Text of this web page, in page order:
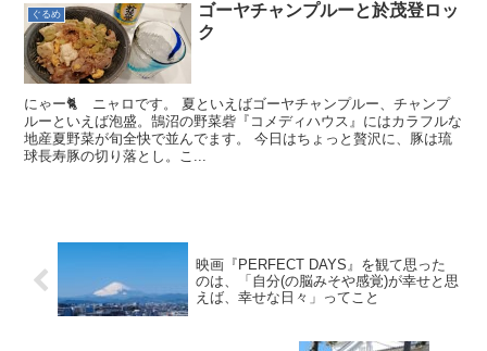
ぐるめ
ゴーヤチャンプルーと於茂登ロッ
ク
にゃー🐈 ニャロです。 夏といえばゴーヤチャンプルー、チャンプ
ルーといえば泡盛。鵠沼の野菜砦『コメディハウス』にはカラフルな
地産夏野菜が旬全快で並んでます。 今日はちょっと贅沢に、豚は琉
球長寿豚の切り落とし。こ...
映画『PERFECT DAYS』を観て思った
のは、「自分(の脳みそや感覚)が幸せと思
えば、幸せな日々」ってこと